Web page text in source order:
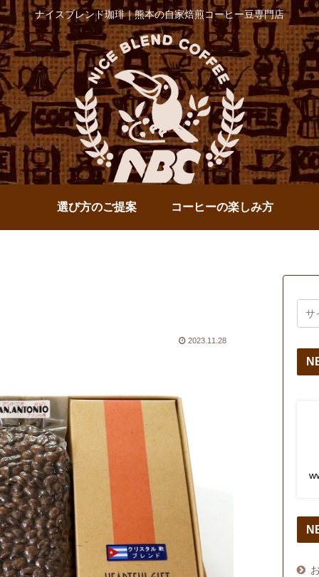
ナイスブレンド珈琲｜熊本の自家焙煎コーヒー豆専門店
選び方のご提案 コーヒーの楽しみ方
2023.11.28